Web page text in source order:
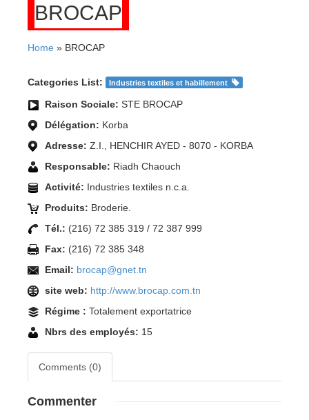
BROCAP
Home » BROCAP
Categories List: Industries textiles et habillement
Raison Sociale: STE BROCAP
Délégation: Korba
Adresse: Z.I., HENCHIR AYED - 8070 - KORBA
Responsable: Riadh Chaouch
Activité: Industries textiles n.c.a.
Produits: Broderie.
Tél.: (216) 72 385 319 / 72 387 999
Fax: (216) 72 385 348
Email: brocap@gnet.tn
site web: http://www.brocap.com.tn
Régime : Totalement exportatrice
Nbrs des employés: 15
Comments (0)
Commenter